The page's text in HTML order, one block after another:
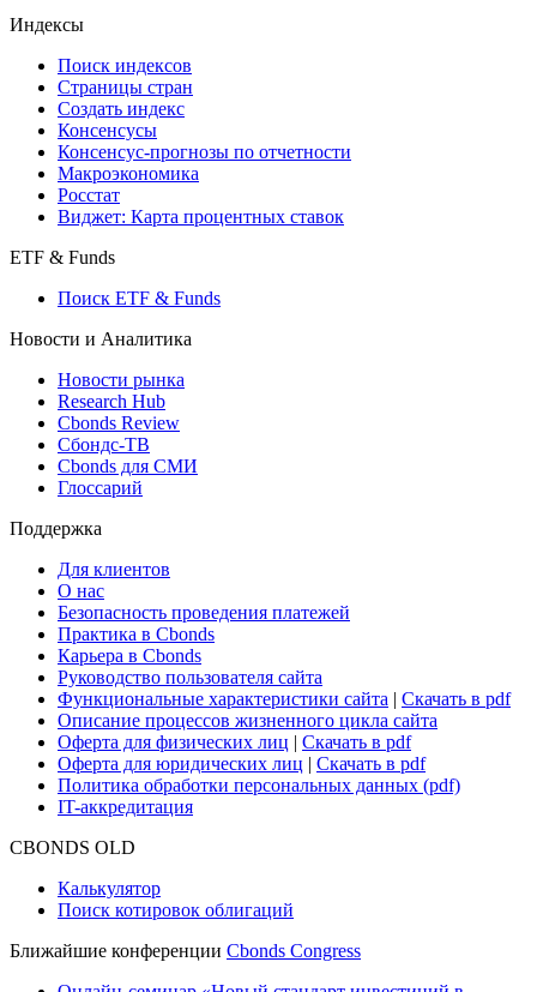
Индексы
Поиск индексов
Страницы стран
Создать индекс
Консенсусы
Консенсус-прогнозы по отчетности
Макроэкономика
Росстат
Виджет: Карта процентных ставок
ETF & Funds
Поиск ETF & Funds
Новости и Аналитика
Новости рынка
Research Hub
Cbonds Review
Сбондс-ТВ
Cbonds для СМИ
Глоссарий
Поддержка
Для клиентов
О нас
Безопасность проведения платежей
Практика в Cbonds
Карьера в Cbonds
Руководство пользователя сайта
Функциональные характеристики сайта | Скачать в pdf
Описание процессов жизненного цикла сайта
Оферта для физических лиц | Скачать в pdf
Оферта для юридических лиц | Скачать в pdf
Политика обработки персональных данных (pdf)
IT-аккредитация
CBONDS OLD
Калькулятор
Поиск котировок облигаций
Ближайшие конференции Cbonds Congress